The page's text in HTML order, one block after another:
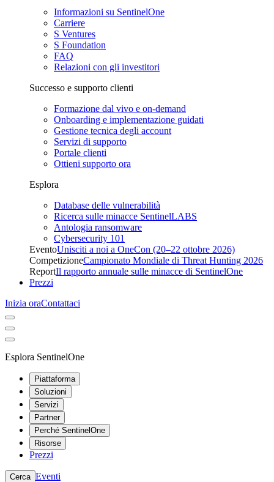
Informazioni su SentinelOne
Carriere
S Ventures
S Foundation
FAQ
Relazioni con gli investitori
Successo e supporto clienti
Formazione dal vivo e on-demand
Onboarding e implementazione guidati
Gestione tecnica degli account
Servizi di supporto
Portale clienti
Ottieni supporto ora
Esplora
Database delle vulnerabilità
Ricerca sulle minacce SentinelLABS
Antologia ransomware
Cybersecurity 101
EventoUnisciti a noi a OneCon (20–22 ottobre 2026)
CompetizioneCampionato Mondiale di Threat Hunting 2026
ReportIl rapporto annuale sulle minacce di SentinelOne
Prezzi
Inizia oraContattaci
Esplora SentinelOne
Piattaforma
Soluzioni
Servizi
Partner
Perché SentinelOne
Risorse
Prezzi
Cerca Eventi